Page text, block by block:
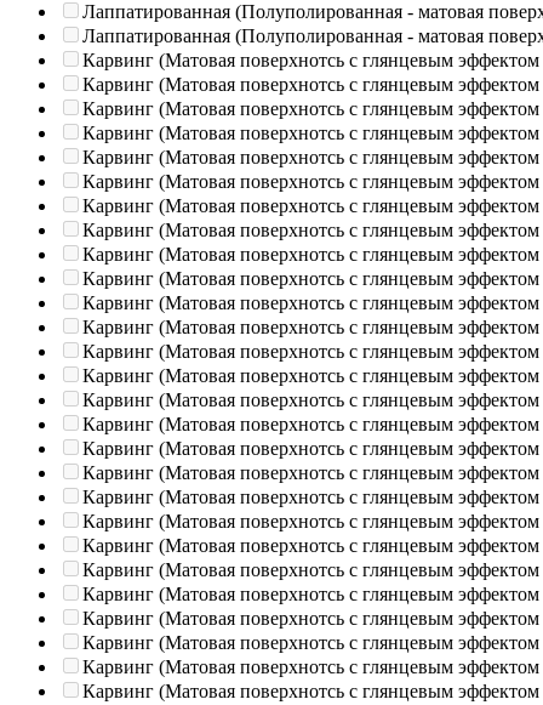
Лаппатированная (Полуполированная - матовая
Лаппатированная (Полуполированная - матовая
Карвинг (Матовая поверхнотсь с глянцевым эффектом
Карвинг (Матовая поверхнотсь с глянцевым эффектом
Карвинг (Матовая поверхнотсь с глянцевым эффектом
Карвинг (Матовая поверхнотсь с глянцевым эффектом
Карвинг (Матовая поверхнотсь с глянцевым эффектом
Карвинг (Матовая поверхнотсь с глянцевым эффектом
Карвинг (Матовая поверхнотсь с глянцевым эффектом
Карвинг (Матовая поверхнотсь с глянцевым эффектом
Карвинг (Матовая поверхнотсь с глянцевым эффектом
Карвинг (Матовая поверхнотсь с глянцевым эффектом
Карвинг (Матовая поверхнотсь с глянцевым эффектом
Карвинг (Матовая поверхнотсь с глянцевым эффектом
Карвинг (Матовая поверхнотсь с глянцевым эффектом
Карвинг (Матовая поверхнотсь с глянцевым эффектом
Карвинг (Матовая поверхнотсь с глянцевым эффектом
Карвинг (Матовая поверхнотсь с глянцевым эффектом
Карвинг (Матовая поверхнотсь с глянцевым эффектом
Карвинг (Матовая поверхнотсь с глянцевым эффектом
Карвинг (Матовая поверхнотсь с глянцевым эффектом
Карвинг (Матовая поверхнотсь с глянцевым эффектом
Карвинг (Матовая поверхнотсь с глянцевым эффектом
Карвинг (Матовая поверхнотсь с глянцевым эффектом
Карвинг (Матовая поверхнотсь с глянцевым эффектом
Карвинг (Матовая поверхнотсь с глянцевым эффектом
Карвинг (Матовая поверхнотсь с глянцевым эффектом
Карвинг (Матовая поверхнотсь с глянцевым эффектом
Карвинг (Матовая поверхнотсь с глянцевым эффектом